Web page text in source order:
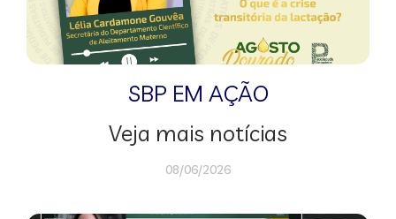
SBP EM AÇÃO
Veja mais notícias
08/06/2026